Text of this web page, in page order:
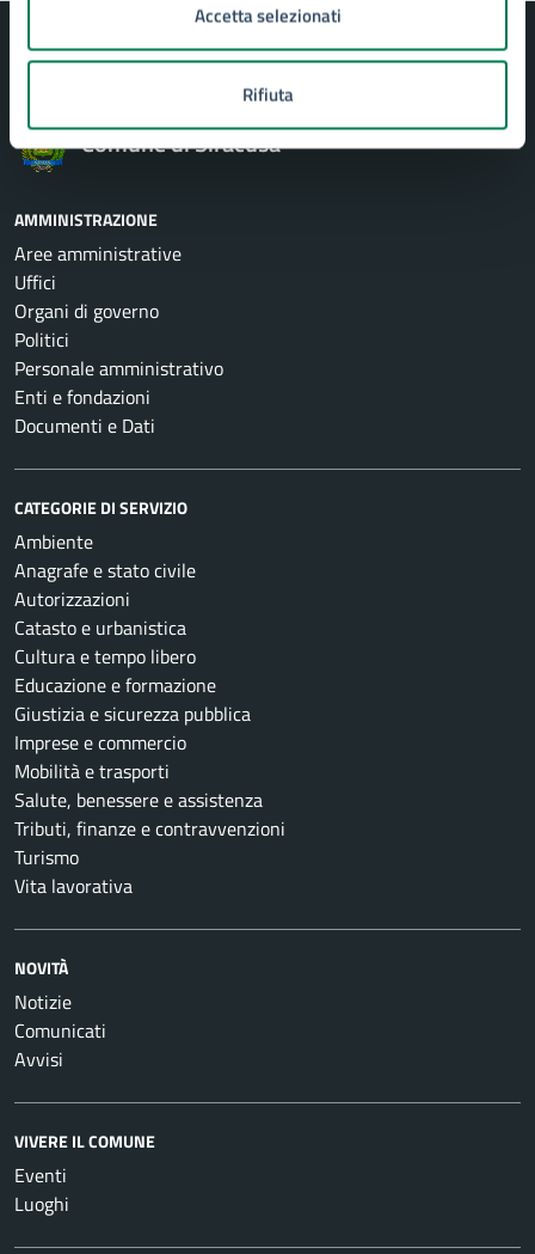
Accetta selezionati
Rifiuta
Comune di Siracusa
AMMINISTRAZIONE
Aree amministrative
Uffici
Organi di governo
Politici
Personale amministrativo
Enti e fondazioni
Documenti e Dati
CATEGORIE DI SERVIZIO
Ambiente
Anagrafe e stato civile
Autorizzazioni
Catasto e urbanistica
Cultura e tempo libero
Educazione e formazione
Giustizia e sicurezza pubblica
Imprese e commercio
Mobilità e trasporti
Salute, benessere e assistenza
Tributi, finanze e contravvenzioni
Turismo
Vita lavorativa
NOVITÀ
Notizie
Comunicati
Avvisi
VIVERE IL COMUNE
Eventi
Luoghi